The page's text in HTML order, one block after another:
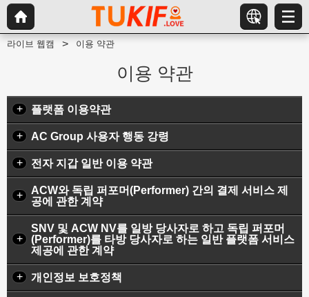
라이브 웹캠 이용 약관
이용 약관
+ 플랫폼 이용약관
+ AC Group 사용자 행동 강령
+ 전자 지갑 일반 이용 약관
+
ACW와 독립 퍼포머(Performer) 간의 결제 서비스 제
공에 관한 계약
+
SNV 및 ACW NV를 일방 당사자로 하고 독립 퍼포머
(Performer)를 타방 당사자로 하는 일반 플랫폼 서비스
제공에 관한 계약
+ 개인정보 보호정책